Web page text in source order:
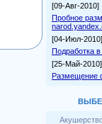
[09-Авг-2010]
Пробное
[04-Июл-2010]
Подработка
[25-Май-2010]
Размещение